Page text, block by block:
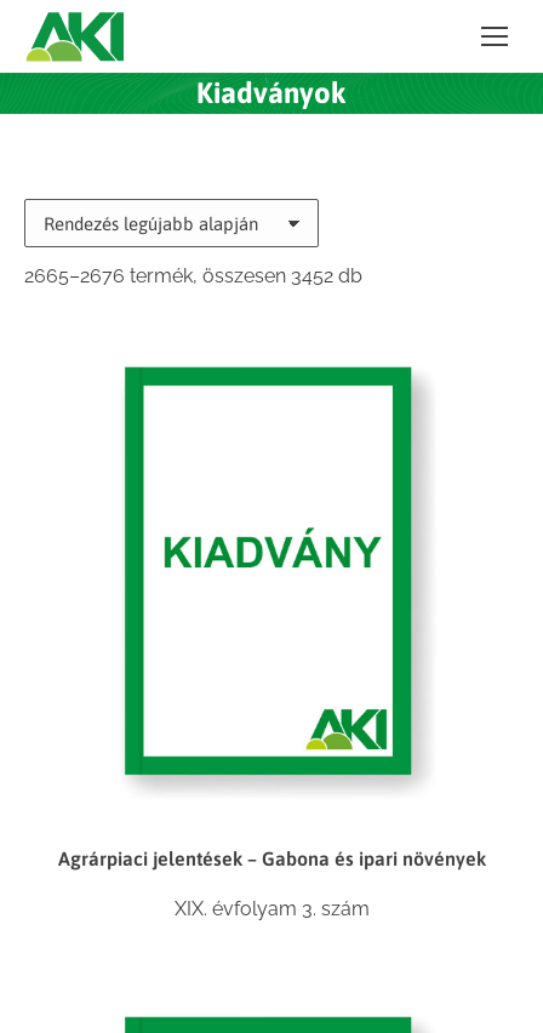
Kiadványok
2665–2676 termék, összesen 3452 dbSorted
Agrárpiaci jelentések – Gabona és ipari növények
XIX. évfolyam 3. szám